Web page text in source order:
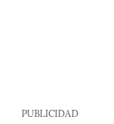
PUBLICIDAD